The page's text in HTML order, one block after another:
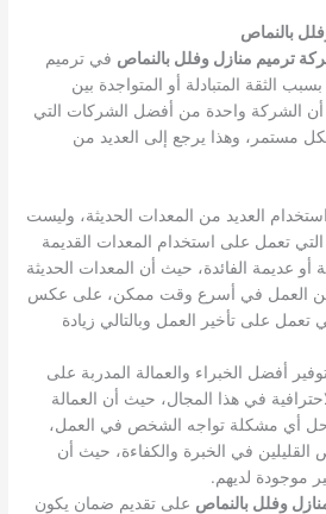
بالنماص
ترميم منازل وفلل بالنماص في ترميم
الثقة المتبادلة أو المتواجدة بين
أن الشركة واحدة من أفضل الشركات التي
مستمر، وهذا يرجع إلى العديد من
العديد من المعدات الحديثة، وليست
تعمل على استخدام المعدات القديمة
أو عديمة الفائدة، حيث أن المعدات الحديثة
من العمل في أسرع وقت ممكن، على عكس
تعمل على تأخير العمل وبالتالي زيادة
أفضل الخبراء والعمالة المدربة على
في هذا المجال، حيث أن العمالة
حل أي مشكلة تواجه الشخص في العمل،
في الخبرة والكفاءة، حيث أن
موجودة لديهم.
وفلل بالنماص على تقديم ضمان يكون